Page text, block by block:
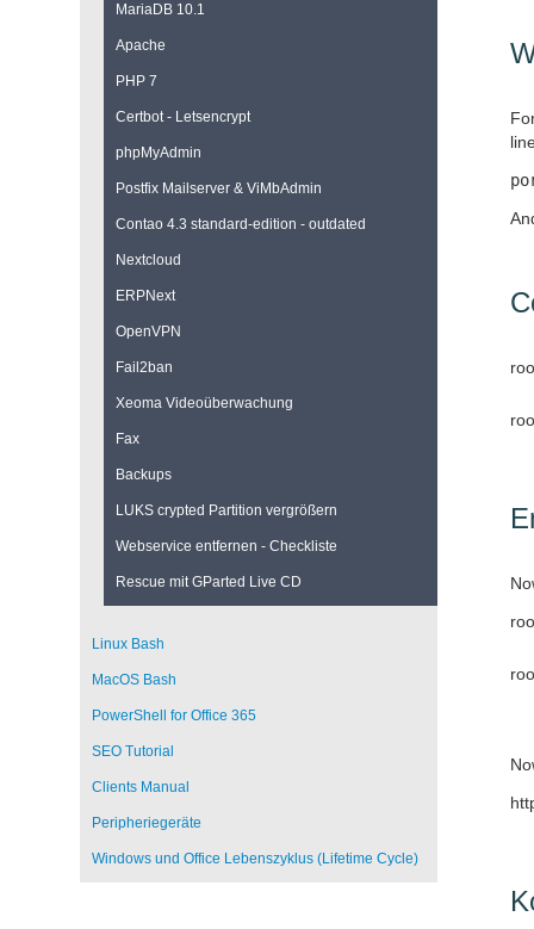
MariaDB 10.1
Apache
PHP 7
Certbot - Letsencrypt
phpMyAdmin
Postfix Mailserver & ViMbAdmin
Contao 4.3 standard-edition - outdated
Nextcloud
ERPNext
OpenVPN
Fail2ban
Xeoma Videoüberwachung
Fax
Backups
LUKS crypted Partition vergrößern
Webservice entfernen - Checkliste
Rescue mit GParted Live CD
Linux Bash
MacOS Bash
PowerShell for Office 365
SEO Tutorial
Clients Manual
Peripheriegeräte
Windows und Office Lebenszyklus (Lifetime Cycle)